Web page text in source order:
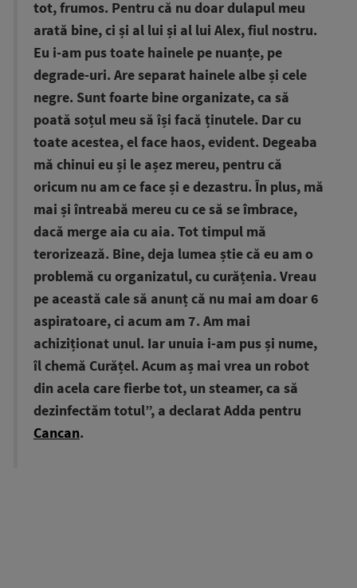
tot, frumos. Pentru că nu doar dulapul meu
arată bine, ci și al lui și al lui Alex, fiul nostru.
Eu i-am pus toate hainele pe nuanțe, pe
degrade-uri. Are separat hainele albe și cele
negre. Sunt foarte bine organizate, ca să
poată soțul meu să își facă ținutele. Dar cu
toate acestea, el face haos, evident. Degeaba
mă chinui eu și le așez mereu, pentru că
oricum nu am ce face și e dezastru. În plus, mă
mai și întreabă mereu cu ce să se îmbrace,
dacă merge aia cu aia. Tot timpul mă
terorizează. Bine, deja lumea știe că eu am o
problemă cu organizatul, cu curățenia. Vreau
pe această cale să anunț că nu mai am doar 6
aspiratoare, ci acum am 7. Am mai
achiziționat unul. Iar unuia i-am pus și nume,
îl chemă Curățel. Acum aș mai vrea un robot
din acela care fierbe tot, un steamer, ca să
dezinfectăm totul”, a declarat Adda pentru
Cancan.